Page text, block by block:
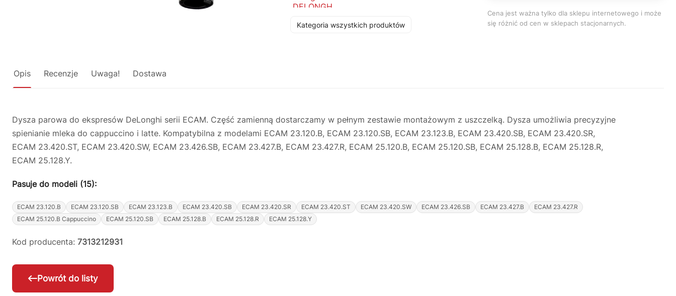
Kategoria wszystkich produktów
Cena jest ważna tylko dla sklepu internetowego i może
się różnić od cen w sklepach stacjonarnych.
Opis Recenzje Uwaga! Dostawa
Dysza parowa do ekspresów DeLonghi serii ECAM. Część zamienną dostarczamy w pełnym zestawie montażowym z uszczelką. Dysza umożliwia precyzyjne
spienianie mleka do cappuccino i latte. Kompatybilna z modelami ECAM 23.120.B, ECAM 23.120.SB, ECAM 23.123.B, ECAM 23.420.SB, ECAM 23.420.SR,
ECAM 23.420.ST, ECAM 23.420.SW, ECAM 23.426.SB, ECAM 23.427.B, ECAM 23.427.R, ECAM 25.120.B, ECAM 25.120.SB, ECAM 25.128.B, ECAM 25.128.R,
ECAM 25.128.Y.
Pasuje do modeli (15):
ECAM 23.120.B ECAM 23.120.SB ECAM 23.123.B ECAM 23.420.SB ECAM 23.420.SR ECAM 23.420.ST ECAM 23.420.SW ECAM 23.426.SB ECAM 23.427.B
ECAM 23.427.R
ECAM 25.120.B Cappuccino
ECAM 25.120.SB ECAM 25.128.B ECAM 25.128.R ECAM 25.128.Y
Kod producenta: 7313212931
Powrót do listy
Justyna — konsultant AI